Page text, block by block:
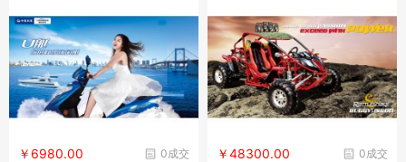
0成交
￥6980.00 0成交
￥48300.00